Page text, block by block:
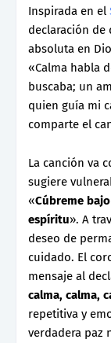
Inspirada en el
declaración de
absoluta en
«Calma habla
buscaba; un
quien guía mi
comparte el
La canción va
sugiere
«Cúbreme
espíritu». A
deseo de
cuidado. El
mensaje al
calma, calma,
repetitiva y
verdadera paz